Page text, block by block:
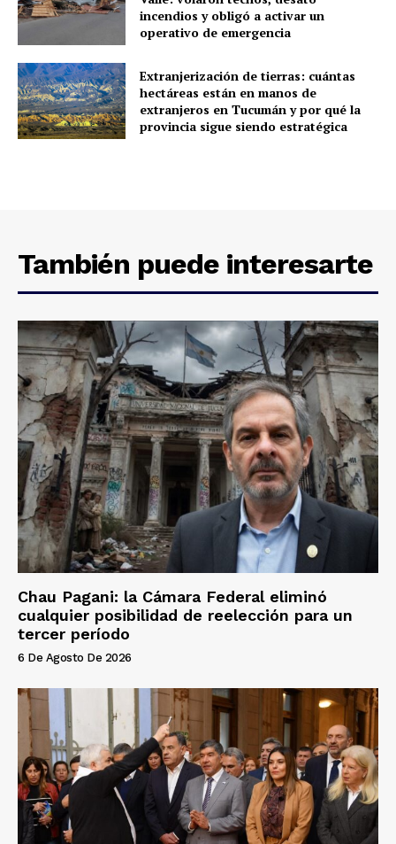
incendios y obligó a activar un
operativo de emergencia
Extranjerización de tierras: cuántas
hectáreas están en manos de
extranjeros en Tucumán y por qué la
provincia sigue siendo estratégica
También puede interesarte
Chau Pagani: la Cámara Federal eliminó
cualquier posibilidad de reelección para un
tercer período
6 De Agosto De 2026